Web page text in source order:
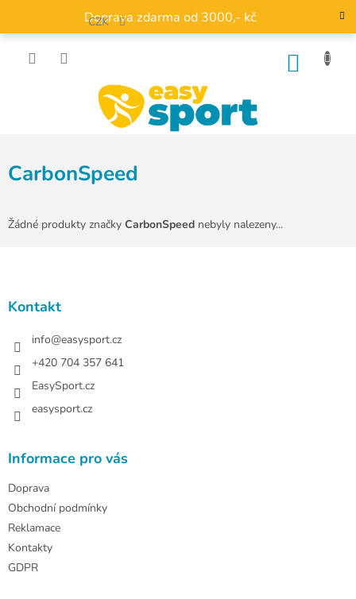
obsah
Doprava zdarma od 3000,- kč
CZK
CarbonSpeed
Žádné produkty značky CarbonSpeed nebyly nalezeny...
Kontakt
info@easysport.cz
+420 704 357 641
EasySport.cz
easysport.cz
Informace pro vás
Doprava
Obchodní podmínky
Reklamace
Kontakty
GDPR